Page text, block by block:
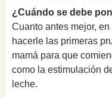
¿Cuándo se debe
Cuanto antes mejor,
hacerle las primeras
mamá para que
como la estimulación
leche.